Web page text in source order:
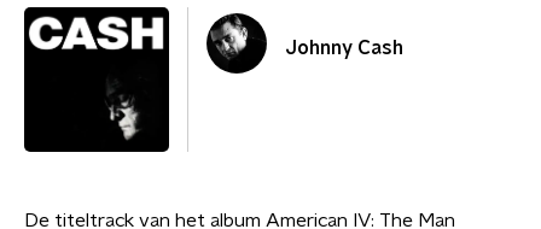
Johnny Cash
De titeltrack van het album American IV: The Man